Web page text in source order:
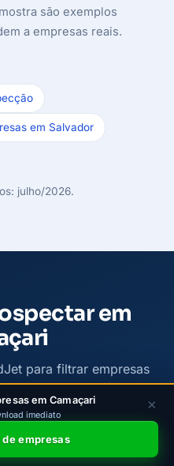
são exemplos
a empresas reais.
em Salvador
julho/2026.
em
para filtrar empresas
e atividade, baixar
B2B com mais
em Camaçari
imediato
empresas
×